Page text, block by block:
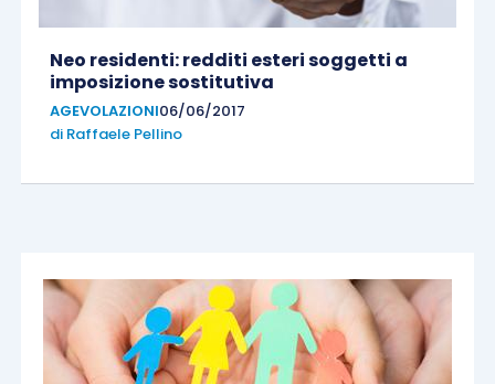
Neo residenti: redditi esteri soggetti a
imposizione sostitutiva
AGEVOLAZIONI06/06/2017
di Raffaele Pellino